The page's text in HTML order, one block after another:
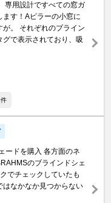
専用設計ですべての窓ガ
す！Aピラーの小窓に
が。 それぞれのブライン
グで表示されており、吸
ードを購入 各方面のネ
のブラインドシェ
でチェックしていたも
なかなか見つからない